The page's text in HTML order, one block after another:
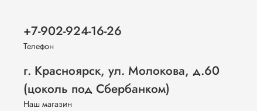
+7-902-924-16-26
Телефон
г. Красноярск, ул. Молокова, д.60
(цоколь под Сбербанком)
Наш магазин